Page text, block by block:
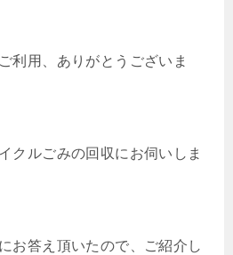
利用、ありがとうございま
クルごみの回収にお伺いしま
お答え頂いたので、ご紹介し